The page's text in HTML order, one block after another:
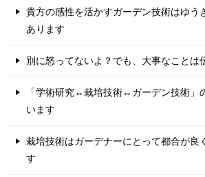
貴方の感性を活かすガーデン技術はゆう
あります
別に怒ってないよ？でも、大事なことは
「学術研究↔栽培技術↔ガーデン技術」
います
栽培技術はガーデナーにとって都合が良
す